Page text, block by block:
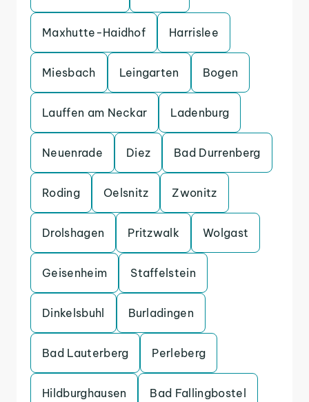
Maxhutte-Haidhof Harrislee
Miesbach Leingarten Bogen
Lauffen am Neckar Ladenburg
Neuenrade Diez Bad Durrenberg
Roding Oelsnitz Zwonitz
Drolshagen Pritzwalk Wolgast
Geisenheim Staffelstein
Dinkelsbuhl Burladingen
Bad Lauterberg Perleberg
Hildburghausen Bad Fallingbostel